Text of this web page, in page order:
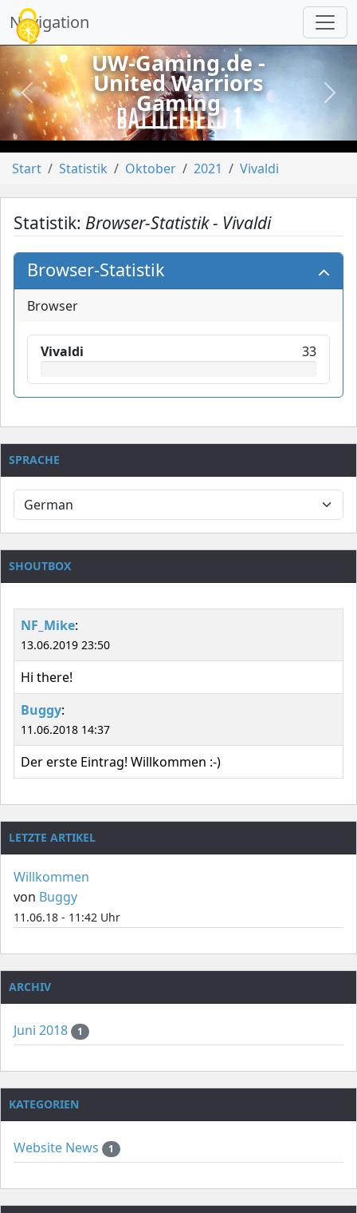
Navigation
vorheriges
UW-Gaming.de -
United Warriors
Gaming
Start Statistik Oktober 2021 Vivaldi
Statistik: Browser-Statistik - Vivaldi
Browser-Statistik
Browser
Vivaldi 33
SPRACHE
SHOUTBOX
NF_Mike:
13.06.2019 23:50
Hi there!
Buggy:
11.06.2018 14:37
Der erste Eintrag! Willkommen :-)
LETZTE ARTIKEL
Willkommen
von Buggy
11.06.18 - 11:42 Uhr
ARCHIV
Juni 2018 1
KATEGORIEN
Website News 1
Cookie-Einstellungen